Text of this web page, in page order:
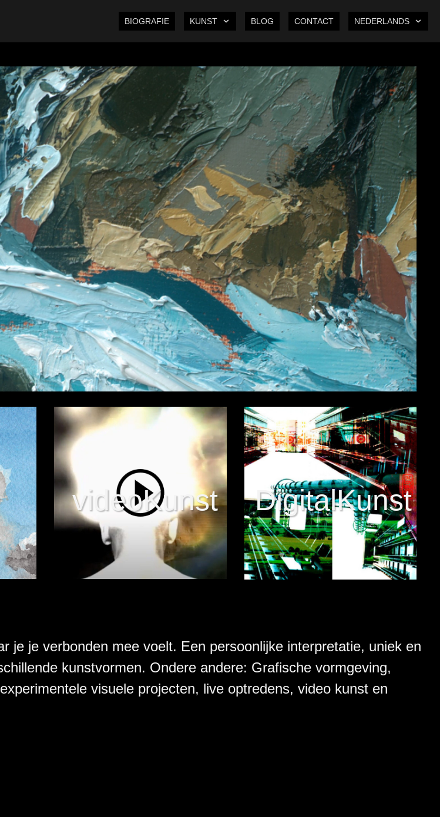
BIOGRAFIE KUNST BLOG CONTACT NEDERLANDS
videoKunst DigitalKunst
je je verbonden mee voelt. Een persoonlijke interpretatie, uniek en
kunstvormen. Ondere andere: Grafische vormgeving,
visuele projecten, live optredens, video kunst en